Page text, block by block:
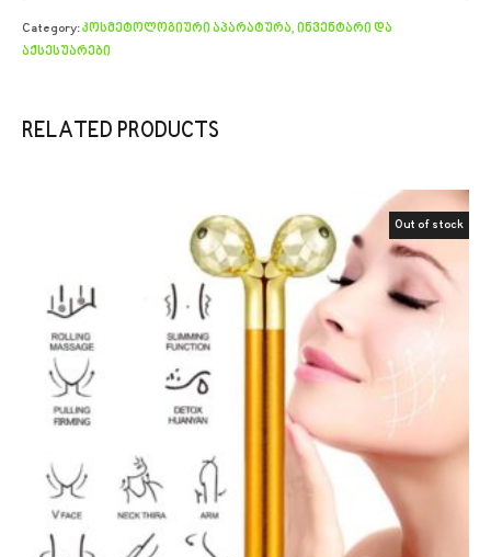
Category:კოსმეტოლოგიური აპარატურა, ინვენტარი და
აქსესუარები
RELATED PRODUCTS
Out of stock